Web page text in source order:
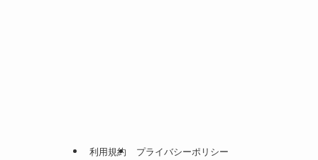
利用規約 プライバシーポリシー